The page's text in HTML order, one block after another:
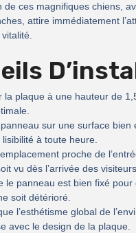
de ces magnifiques chiens,
attire immédiatement
la plaque à une hauteur de
sur une surface bien
à toute heure.
proche de
vu dès l’arrivée des
le panneau est bien fixé pour
soit détérioré.
l’esthétisme global de
avec le design de la plaque.